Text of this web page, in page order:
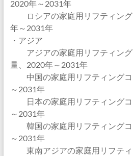
2020年～2031年
ロシアの家庭用リフティング
年～2031年
・アジア
アジアの家庭用リフティング
量、2020年～2031年
中国の家庭用リフティングコ
～2031年
日本の家庭用リフティングコ
～2031年
韓国の家庭用リフティングコ
～2031年
東南アジアの家庭用リフティ